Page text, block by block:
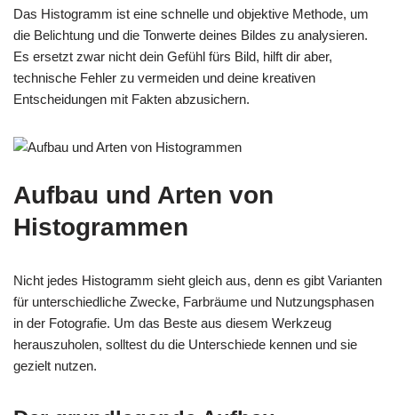
Das Histogramm ist eine schnelle und objektive Methode, um
die Belichtung und die Tonwerte deines Bildes zu analysieren.
Es ersetzt zwar nicht dein Gefühl fürs Bild, hilft dir aber,
technische Fehler zu vermeiden und deine kreativen
Entscheidungen mit Fakten abzusichern.
Aufbau und Arten von
Histogrammen
Nicht jedes Histogramm sieht gleich aus, denn es gibt Varianten
für unterschiedliche Zwecke, Farbräume und Nutzungsphasen
in der Fotografie. Um das Beste aus diesem Werkzeug
herauszuholen, solltest du die Unterschiede kennen und sie
gezielt nutzen.